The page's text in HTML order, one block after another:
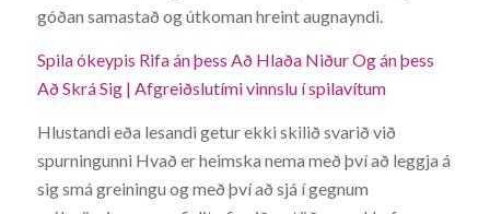
góðan samastað og útkoman hreint augnayndi.
Spila ókeypis Rifa án þess Að Hlaða Niður Og án þess
Að Skrá Sig | Afgreiðslutími vinnslu í spilavítum
Hlustandi eða lesandi getur ekki skilið svarið við
spurningunni Hvað er heimska nema með því að leggja á
sig smá greiningu og með því að sjá í gegnum